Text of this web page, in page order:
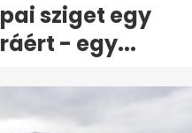
sziget egy
- egy...